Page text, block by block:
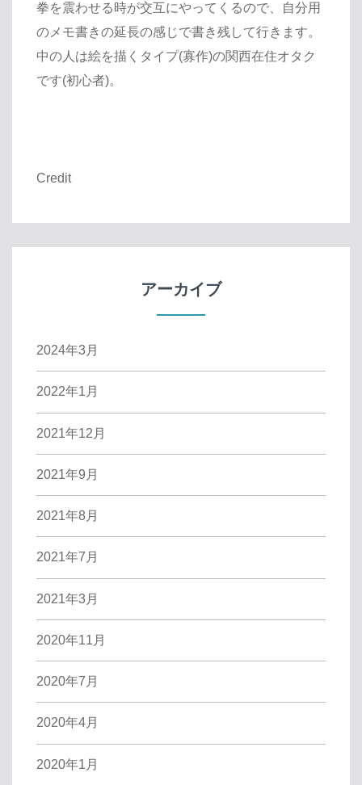
拳を震わせる時が交互にやってくるので、自分用
のメモ書きの延長の感じで書き残して行きます。
中の人は絵を描くタイプ(寡作)の関西在住オタク
です(初心者)。
Credit
アーカイブ
2024年3月
2022年1月
2021年12月
2021年9月
2021年8月
2021年7月
2021年3月
2020年11月
2020年7月
2020年4月
2020年1月